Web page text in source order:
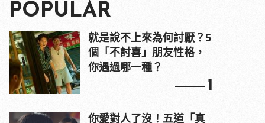
POPULAR
就是說不上來為何討厭？5
個「不討喜」朋友性格，
你遇過哪一種？
1
你愛對人了沒！五道「真